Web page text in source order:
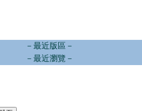
－最近版區－
－最近瀏覽－